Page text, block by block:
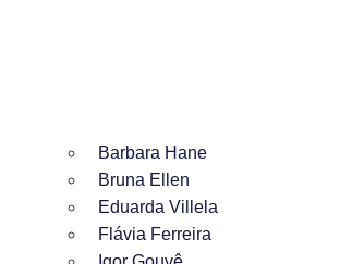
Barbara Hane
Bruna Ellen
Eduarda Villela
Flávia Ferreira